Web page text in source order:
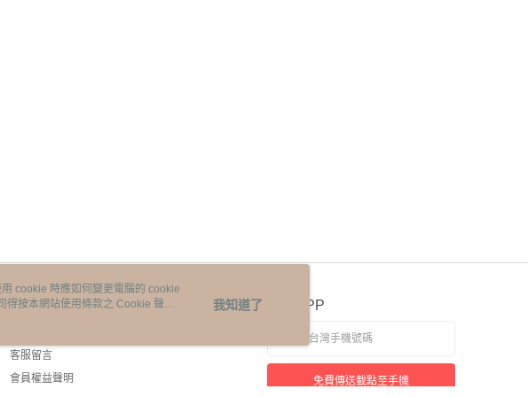
客服資訊
客服留言
會員權益聲明
官方APP
免費傳送載點至手機
cookie 時應如何變更電腦的 cookie
得按本網站使用條款之 Cookie 聲明
我知道了